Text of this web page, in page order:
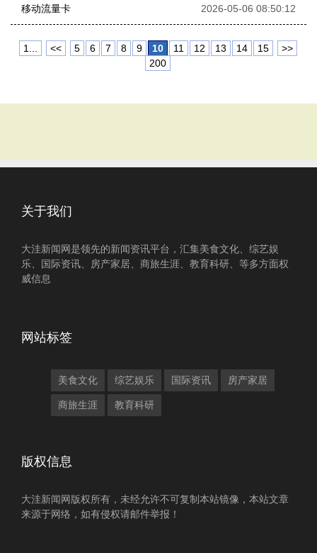
移动流量卡
2026-05-06 08:50:12
1... << 5 6 7 8 9 10 11 12 13 14 15
>>
200
关于我们
大洼新闻网是领先的新闻资讯平台，汇集美食文化、综艺娱
乐、国际资讯、房产家居、商旅生涯、教育科研、等多方面权
威信息
网站标签
美食文化 综艺娱乐 国际资讯 房产家居
商旅生涯 教育科研
版权信息
大洼新闻网版权所有，未经允许不可复制本站镜像，本站文章
来源于网络，如有侵权请邮件举报！